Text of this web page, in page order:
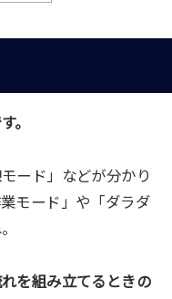
。
ード」などが分かり
モード」や「ダラダ
を組み立てるときの